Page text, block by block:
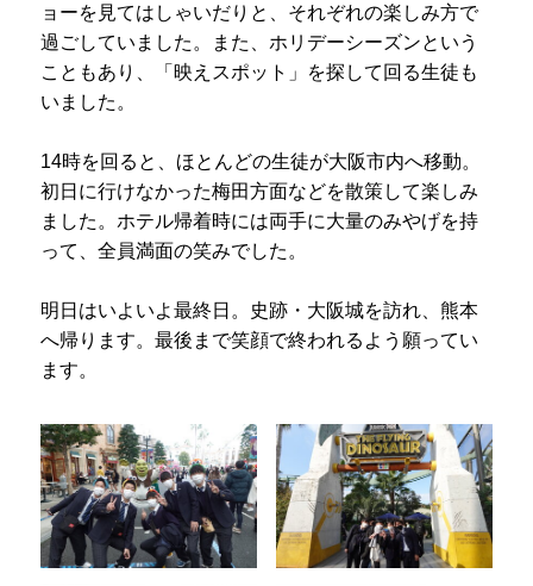
ョーを見てはしゃいだりと、それぞれの楽しみ方で
過ごしていました。また、ホリデーシーズンという
こともあり、「映えスポット」を探して回る生徒も
いました。
14時を回ると、ほとんどの生徒が大阪市内へ移動。
初日に行けなかった梅田方面などを散策して楽しみ
ました。ホテル帰着時には両手に大量のみやげを持
って、全員満面の笑みでした。
明日はいよいよ最終日。史跡・大阪城を訪れ、熊本
へ帰ります。最後まで笑顔で終われるよう願ってい
ます。
受験生の方へ
在校生の方へ
保護者の方へ
卒業生の方へ